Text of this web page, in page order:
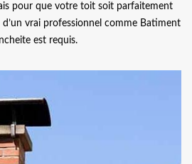
pour que votre toit soit parfaitement
vrai professionnel comme Batiment
est requis.